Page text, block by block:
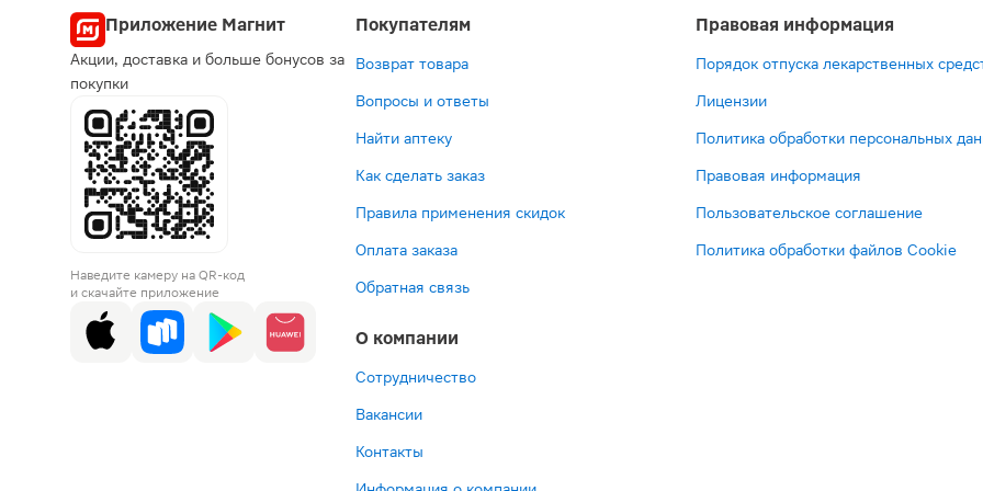
Приложение Магнит
Акции, доставка и больше бонусов за
покупки
Наведите камеру на QR-код
и скачайте приложение
Покупателям
Возврат товара
Вопросы и ответы
Найти аптеку
Как сделать заказ
Правила применения скидок
Оплата заказа
Обратная связь
О компании
Сотрудничество
Вакансии
Контакты
Правовая информация
Порядок отпуска лекарственных
Лицензии
Политика обработки персональных
Правовая информация
Пользовательское соглашение
Политика обработки файлов Cookie